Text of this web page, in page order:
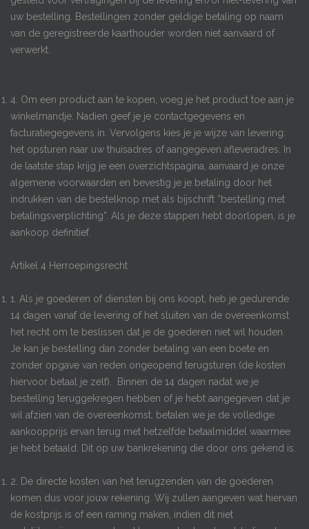
uw bestelling. Bestellingen zonder geldige betaling op naam
van de geregistreerde kaarthouder worden niet aanvaard of
verwerkt.
4. Om een product aan te kopen, voeg je het product toe aan je
winkelmandje. Nadien geef je je contactgegevens en
facturatiegegevens in. Vervolgens kies je je wijze van levering:
het opsturen naar uw thuisadres of aangegeven afleveradres. In
de laatste stap krijg je een overzichtspagina, aanvaard je onze
algemene voorwaarden en bevestig je je betaling door het
indrukken van de bestelknop met als bijschrift “bestelling met
betalingsverplichting”. Als je deze stappen hebt doorlopen, is je
aankoop definitief.
Artikel 4 Herroepingsrecht
1. Als je goederen of diensten bij ons koopt, heb je gedurende
14 dagen vanaf de levering of het sluiten van de overeenkomst
het recht om te beslissen dat je de goederen niet wil houden.
Je kan je bestelling dan zonder betaling van een boete en
zonder opgave van reden ongeopend terugsturen (de kosten
hiervoor betaal je zelf). Binnen de 14 dagen nadat we je
bestelling teruggekregen hebben of je hebt aangegeven dat je
wil afzien van de overeenkomst, betalen we je de volledige
aankoopprijs ervan terug met hetzelfde betaalmiddel waarmee
je hebt betaald. Dit op uw bankrekening die door ons gekend is.
2. De directe kosten van het terugzenden van de goederen
komen dus voor jouw rekening. Wij zullen aangeven wat hiervan
de kostprijs is of een raming maken, indien dit niet